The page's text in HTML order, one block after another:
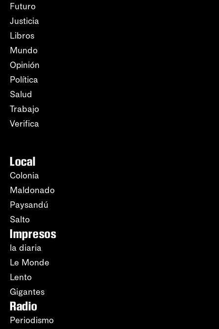
Futuro
Justicia
Libros
Mundo
Opinión
Política
Salud
Trabajo
Verifica
Local
Colonia
Maldonado
Paysandú
Salto
Impresos
la diaria
Le Monde
Lento
Gigantes
Radio
Periodismo